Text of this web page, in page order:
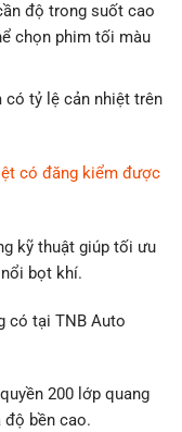
độ trong suốt cao
chọn phim tối màu
có tỷ lệ cản nhiệt trên
có đăng kiểm được
kỹ thuật giúp tối ưu
bọt khí.
có tại TNB Auto
200 lớp quang
độ bền cao.